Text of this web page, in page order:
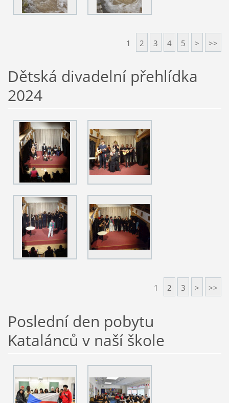
1 2 3 4 5 > >>
Dětská divadelní přehlídka
2024
1 2 3 > >>
Poslední den pobytu
Katalánců v naší škole